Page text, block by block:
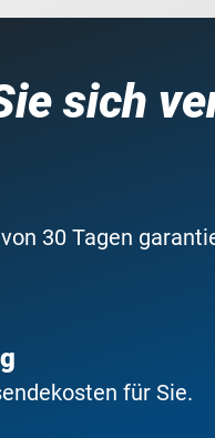
sich
30 Tagen
für Sie.